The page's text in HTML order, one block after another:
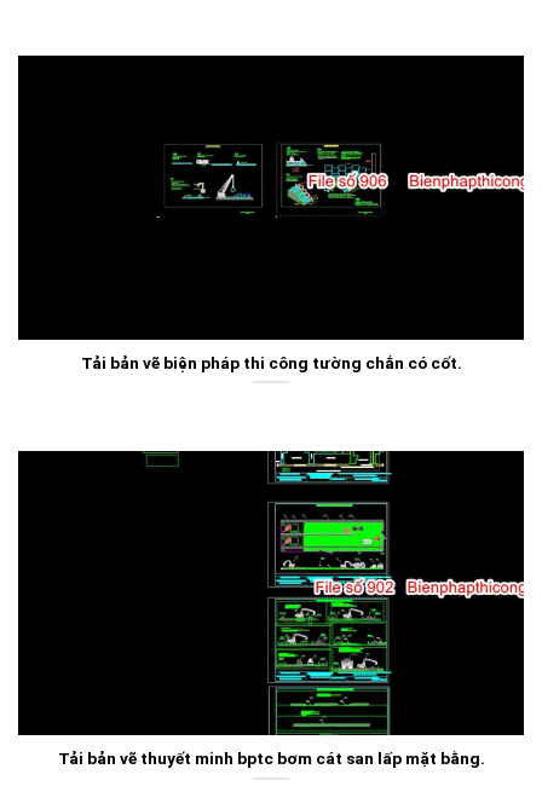
Tải bản vẽ biện pháp thi công tường chắn có cốt.
Tải bản vẽ thuyết minh bptc bơm cát san lấp mặt bằng.